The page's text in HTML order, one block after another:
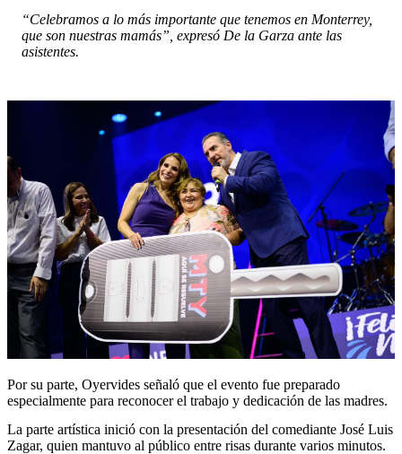
“Celebramos a lo más importante que tenemos en Monterrey,
que son nuestras mamás”, expresó De la Garza ante las
asistentes.
Por su parte, Oyervides señaló que el evento fue preparado
especialmente para reconocer el trabajo y dedicación de las madres.
La parte artística inició con la presentación del comediante José Luis
Zagar, quien mantuvo al público entre risas durante varios minutos.